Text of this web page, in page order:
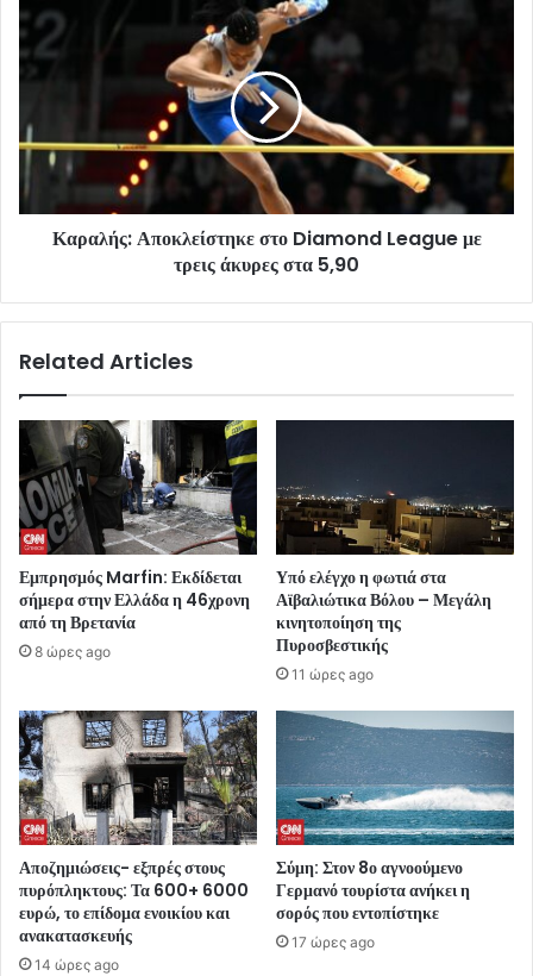
Καραλής: Αποκλείστηκε στο Diamond League με
τρεις άκυρες στα 5,90
Related Articles
Εμπρησμός Marfin: Εκδίδεται
σήμερα στην Ελλάδα η 46χρονη
από τη Βρετανία
8 ώρες ago
Υπό ελέγχο η φωτιά στα
Αϊβαλιώτικα Βόλου – Μεγάλη
κινητοποίηση της
Πυροσβεστικής
11 ώρες ago
Αποζημιώσεις- εξπρές στους
πυρόπληκτους: Τα 600+ 6000
ευρώ, το επίδομα ενοικίου και
ανακατασκευής
14 ώρες ago
Σύμη: Στον 8ο αγνοούμενο
Γερμανό τουρίστα ανήκει η
σορός που εντοπίστηκε
17 ώρες ago